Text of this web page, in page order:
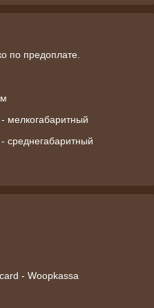
по предоплате.
мелкогабаритный
среднегабаритный
- Woopkassa